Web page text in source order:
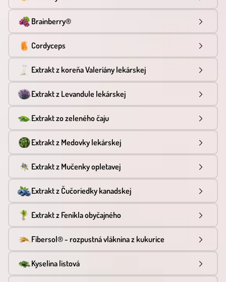
Brainberry®
Cordyceps
Extrakt z koreňa Valeriány lekárskej
Extrakt z Levandule lekárskej
Extrakt zo zeleného čaju
Extrakt z Medovky lekárskej
Extrakt z Mučenky opletavej
Extrakt z Čučoriedky kanadskej
Extrakt z Fenikla obyčajného
Fibersol® - rozpustná vláknina z kukurice
Kyselina listová